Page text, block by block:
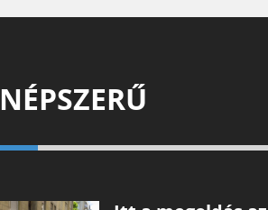
NÉPSZERŰ